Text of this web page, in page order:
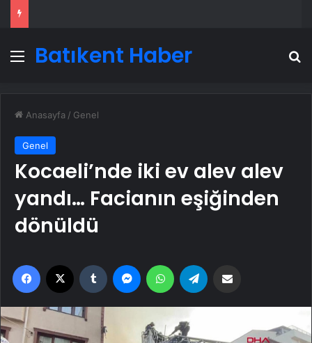
Menü
Batıkent Haber
Anasayfa / Genel
Genel
Kocaeli’nde iki ev alev alev
yandı… Facianın eşiğinden
dönüldü
Facebook Tumblr MessengerWhatsApp